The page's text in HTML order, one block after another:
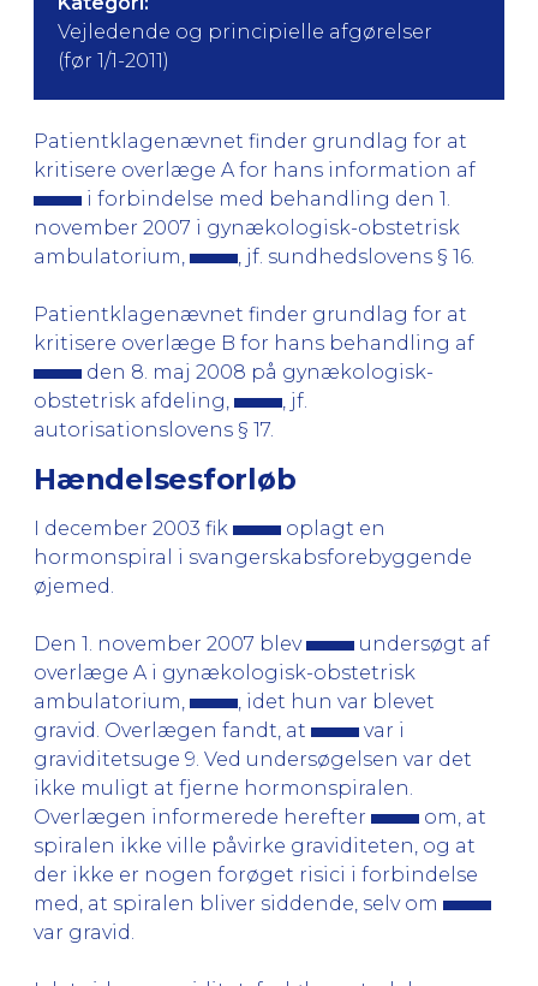
Vejledende og principielle afgørelser
(før 1/1-2011)
Patientklagenævnet finder grundlag for at
kritisere overlæge A for hans information af
i forbindelse med behandling den 1.
november 2007 i gynækologisk-obstetrisk
ambulatorium,
, jf. sundhedslovens § 16.
Patientklagenævnet finder grundlag for at
kritisere overlæge B for hans behandling af
den 8. maj 2008 på gynækologisk-
obstetrisk afdeling,
, jf.
autorisationslovens § 17.
Hændelsesforløb
I december 2003 fik
oplagt en
hormonspiral i svangerskabsforebyggende
øjemed.
Den 1. november 2007 blev
undersøgt af
overlæge A i gynækologisk-obstetrisk
ambulatorium,
, idet hun var blevet
gravid. Overlægen fandt, at
var i
graviditetsuge 9. Ved undersøgelsen var det
ikke muligt at fjerne hormonspiralen.
Overlægen informerede herefter
om, at
spiralen ikke ville påvirke graviditeten, og at
der ikke er nogen forøget risici i forbindelse
med, at spiralen bliver siddende, selv om
var gravid.